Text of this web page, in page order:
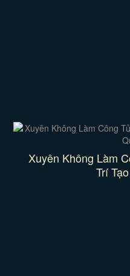
Xuyên Không Làm
Trí